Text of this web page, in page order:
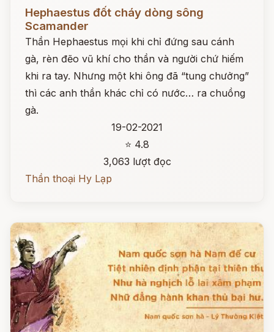
Hephaestus đốt cháy dòng sông
Scamander
Thần Hephaestus mọi khi chỉ đứng sau cánh
gà, rèn đẽo vũ khí cho thần và người chứ hiếm
khi ra tay. Nhưng một khi ông đã “tung chưởng”
thì các anh thần khác chỉ có nước… ra chuồng
gà.
19-02-2021
⭐ 4.8
3,063 lượt đọc
Thần thoại Hy Lạp